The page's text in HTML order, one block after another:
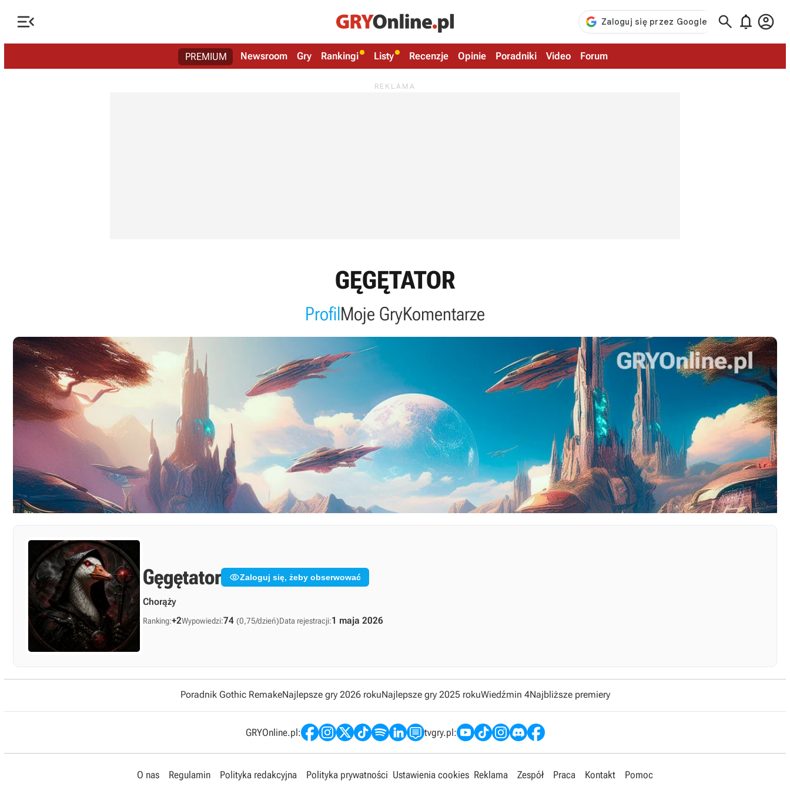
   
PREMIUM Newsroom Gry Rankingi Listy Recenzje Opinie Poradniki Video Forum
GĘGĘTATOR
ProfilMoje GryKomentarze
Gęgętator Zaloguj się, żeby obserwować
Chorąży
Ranking:+2Wypowiedzi:74 (0,75/dzień)Data rejestracji:1 maja 2026
Poradnik Gothic RemakeNajlepsze gry 2026 rokuNajlepsze gry 2025 rokuWiedźmin 4Najbliższe premiery
GRYOnline.pl: tvgry.pl:
O nas Regulamin Polityka redakcyjna Polityka prywatności Ustawienia cookies Reklama Zespół Praca Kontakt Pomoc